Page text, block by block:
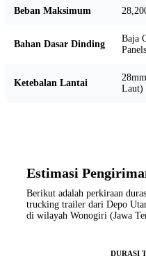
Beban Maksimum
Bahan Dasar Dinding
Baja
Ketebalan Lantai
Laut)
Estimasi
Berikut adalah perkiraan
trucking trailer dari Depo
di wilayah Wonogiri (Jawa
DURASI